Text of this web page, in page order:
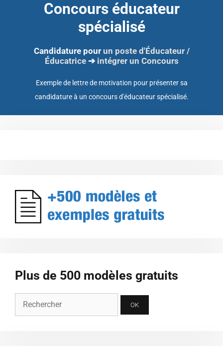
Concours éducateur
spécialisé
Candidature pour un poste d'Éducateur /
Éducatrice➔ intégrer un Concours
Exemple de lettre de motivation pour présenter sa
candidature à un concours d'éducateur spécialisé.
Plus de 500 modèles gratuits